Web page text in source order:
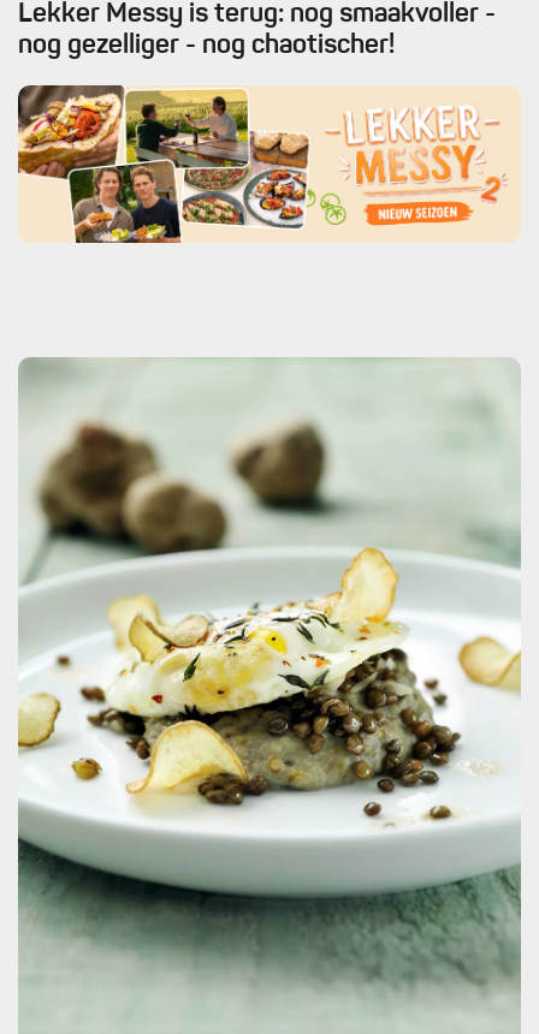
Lekker Messy is terug: nog smaakvoller -
nog gezelliger - nog chaotischer!